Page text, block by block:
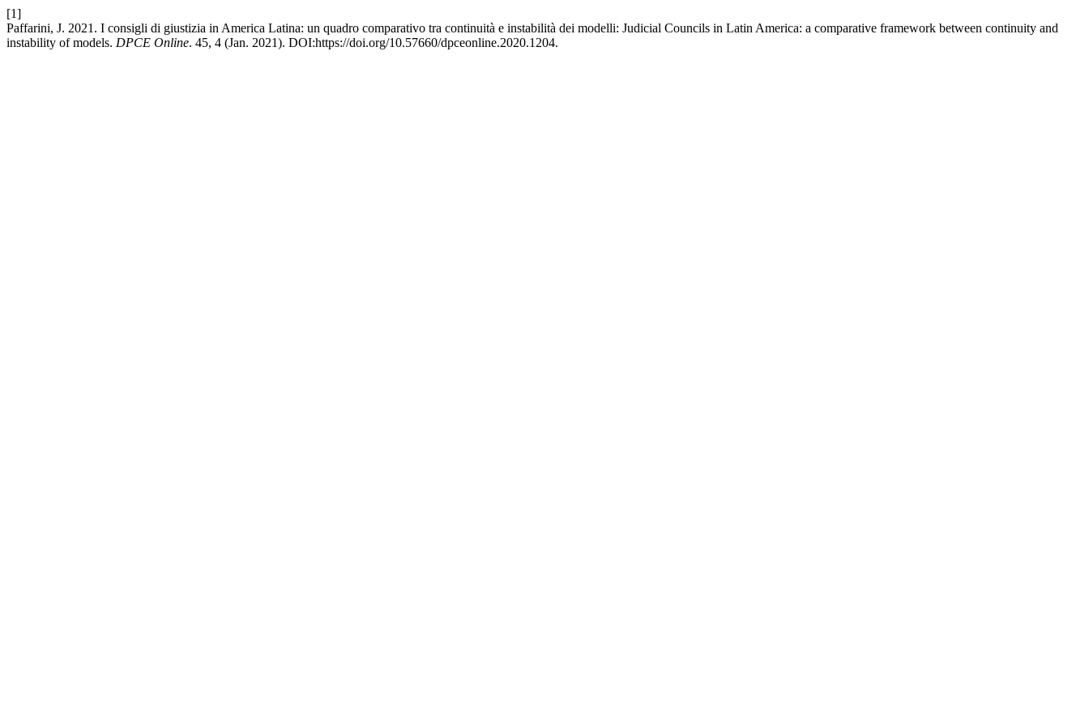
[1]
Paffarini, J. 2021. I consigli di giustizia in America Latina: un quadro comparativo tra continuità e instabilità dei modelli: Judicial Councils in Latin America: a comparative framework between continuity and
instability of models. DPCE Online. 45, 4 (Jan. 2021). DOI:https://doi.org/10.57660/dpceonline.2020.1204.